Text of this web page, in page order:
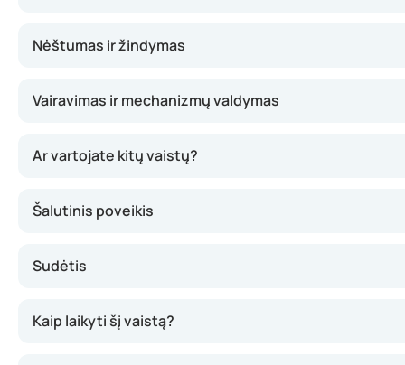
Nėštumas ir žindymas
Vairavimas ir mechanizmų valdymas
Ar vartojate kitų vaistų?
Šalutinis poveikis
Sudėtis
Kaip laikyti šį vaistą?